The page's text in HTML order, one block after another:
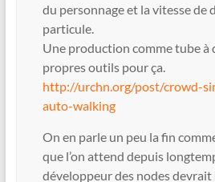
du personnage et la vitesse de
particule.
Une production comme tube à
propres outils pour ça.
http://urchn.org/post/crowd-
auto-walking
On en parle un peu la fin
que l’on attend depuis
développeur des nodes devrait